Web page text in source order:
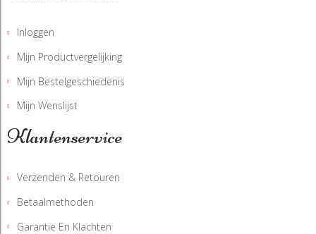
Inloggen
Mijn Productvergelijking
Mijn Bestelgeschiedenis
Mijn Wenslijst
Klantenservice
Verzenden & Retouren
Betaalmethoden
Garantie En Klachten